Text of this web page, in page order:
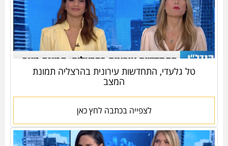
טל גלעדי, התחדשות עירונית בהרצליה תמונת
המצב
לצפייה בכתבה לחץ כאן